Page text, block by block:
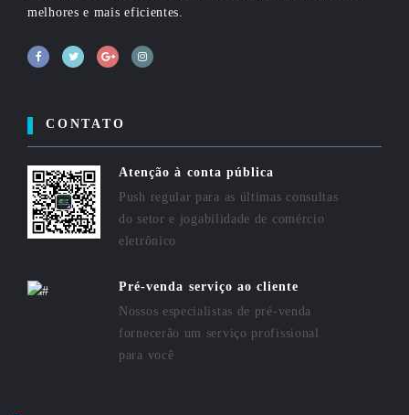
melhores e mais eficientes.
CONTATO
Atenção à conta pública
Push regular para as últimas consultas
do setor e jogabilidade de comércio
eletrônico
Pré-venda serviço ao cliente
Nossos especialistas de pré-venda
fornecerão um serviço profissional
para você